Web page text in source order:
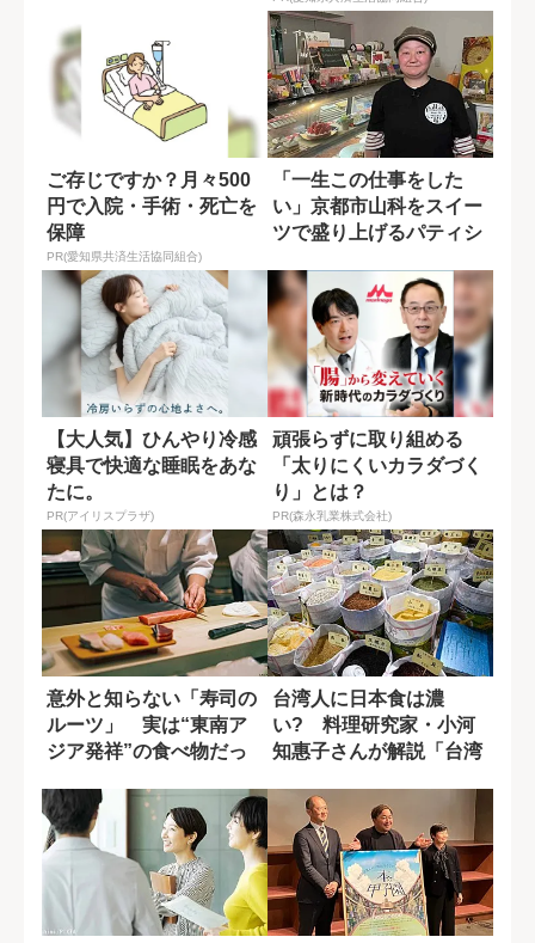
ご存じですか？月々500
円で入院・手術・死亡を
保障
PR(愛知県共済生活協同組合)
「一生この仕事をした
い」京都市山科をスイー
ツで盛り上げるパティシ
【大人気】ひんやり冷感
寝具で快適な睡眠をあな
たに。
PR(アイリスプラザ)
頑張らずに取り組める
「太りにくいカラダづく
り」とは？
PR(森永乳業株式会社)
意外と知らない「寿司の
ルーツ」 実は“東南ア
ジア発祥”の食べ物だっ
台湾人に日本食は濃
い? 料理研究家・小河
知惠子さんが解説「台湾